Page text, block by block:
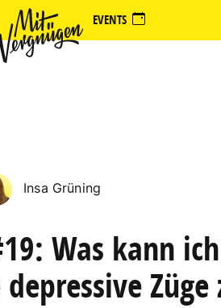
EVENTS
Insa Grüning
Was kann
Züge